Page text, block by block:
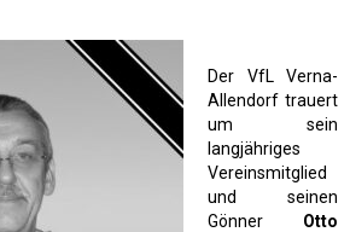
Der VfL Verna-
Allendorf trauert
um sein
langjähriges
Vereinsmitglied
und seinen
Gönner Otto